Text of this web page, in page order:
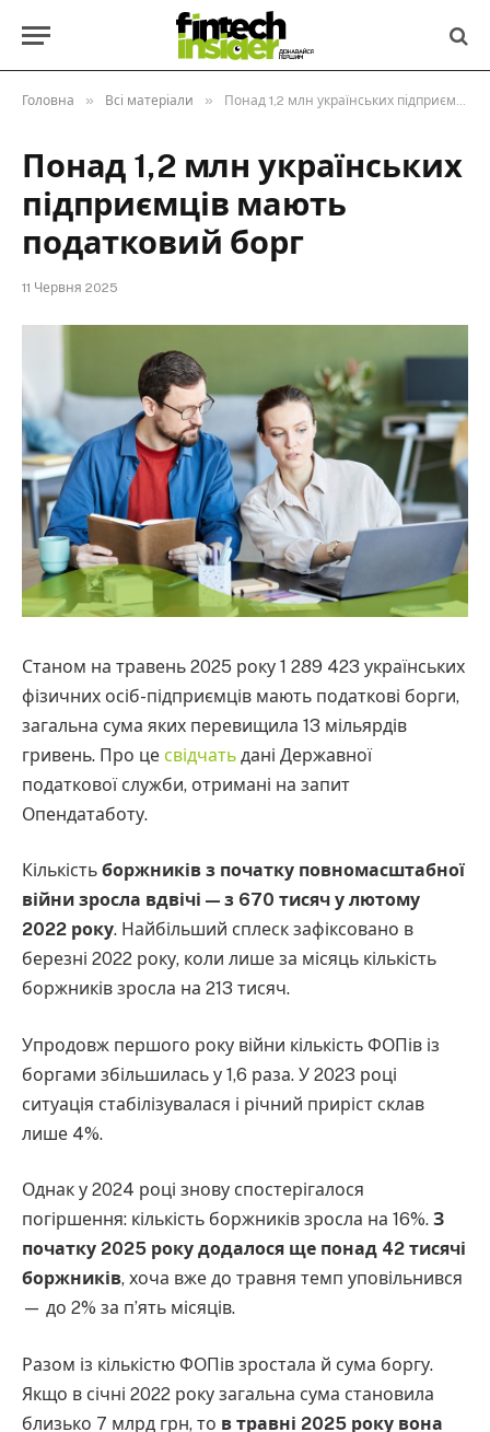
Головна » Всі матеріали » Понад 1,2 млн українських підприємців мають податковий борг
Понад 1,2 млн українських
підприємців мають
податковий борг
11 Червня 2025
Станом на травень 2025 року 1 289 423 українських
фізичних осіб-підприємців мають податкові борги,
загальна сума яких перевищила 13 мільярдів
гривень. Про це свідчать дані Державної
податкової служби, отримані на запит
Опендатаботу.
Кількість боржників з початку повномасштабної
війни зросла вдвічі — з 670 тисяч у лютому
2022 року. Найбільший сплеск зафіксовано в
березні 2022 року, коли лише за місяць кількість
боржників зросла на 213 тисяч.
Упродовж першого року війни кількість ФОПів із
боргами збільшилась у 1,6 раза. У 2023 році
ситуація стабілізувалася і річний приріст склав
лише 4%.
Однак у 2024 році знову спостерігалося
погіршення: кількість боржників зросла на 16%. З
початку 2025 року додалося ще понад 42 тисячі
боржників, хоча вже до травня темп уповільнився
— до 2% за п’ять місяців.
Разом із кількістю ФОПів зростала й сума боргу.
Якщо в січні 2022 року загальна сума становила
близько 7 млрд грн, то в травні 2025 року вона